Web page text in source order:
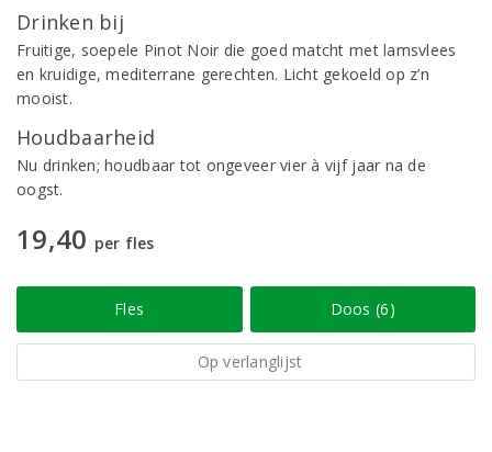
Drinken bij
Fruitige, soepele Pinot Noir die goed matcht met lamsvlees
en kruidige, mediterrane gerechten. Licht gekoeld op z’n
mooist.
Houdbaarheid
Nu drinken; houdbaar tot ongeveer vier à vijf jaar na de
oogst.
19,40 per fles
Fles Doos (6)
Op verlanglijst